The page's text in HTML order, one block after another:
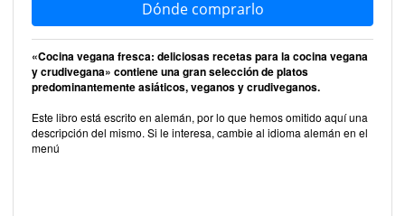
Dónde comprarlo
«Cocina vegana fresca: deliciosas recetas para la cocina vegana
y crudivegana» contiene una gran selección de platos
predominantemente asiáticos, veganos y crudiveganos.
Este libro está escrito en alemán, por lo que hemos omitido aquí una
descripción del mismo. Si le interesa, cambie al idioma alemán en el
menú